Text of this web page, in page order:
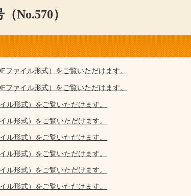
No.570）
ファイル形式）をご覧いただけます。
ファイル形式）をご覧いただけます。
ル形式）をご覧いただけます。
ル形式）をご覧いただけます。
ル形式）をご覧いただけます。
ル形式）をご覧いただけます。
ル形式）をご覧いただけます。
ル形式）をご覧いただけます。